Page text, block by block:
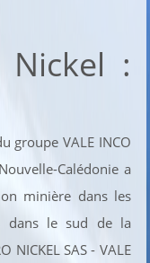
Nickel :
groupe VALE INCO
Calédonie a
minière dans les
dans le sud de la
NICKEL SAS - VALE